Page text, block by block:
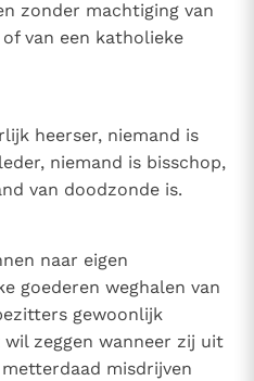
zonder machtiging van
van een katholieke
heerser, niemand is
niemand is bisschop,
van doodzonde is.
naar eigen
goederen weghalen van
gewoonlijk
zeggen wanneer zij uit
misdrijven